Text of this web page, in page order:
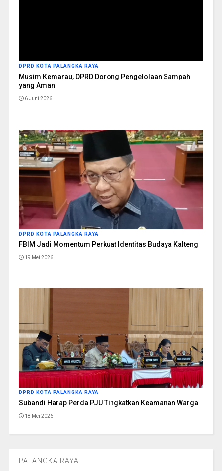
DPRD KOTA PALANGKA RAYA
Musim Kemarau, DPRD Dorong Pengelolaan Sampah
yang Aman
6 Juni 2026
DPRD KOTA PALANGKA RAYA
FBIM Jadi Momentum Perkuat Identitas Budaya Kalteng
19 Mei 2026
DPRD KOTA PALANGKA RAYA
Subandi Harap Perda PJU Tingkatkan Keamanan Warga
18 Mei 2026
PALANGKA RAYA